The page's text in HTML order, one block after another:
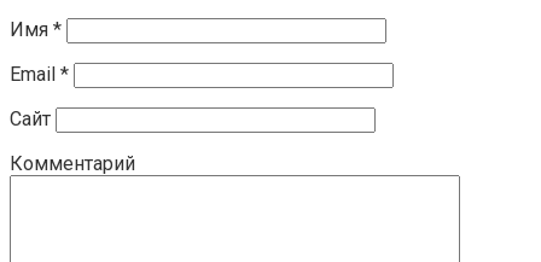
Имя *
Email *
Сайт
Комментарий